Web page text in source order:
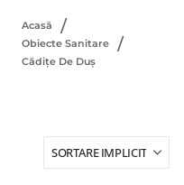
Acasă
Obiecte Sanitare
Cădițe De Duș